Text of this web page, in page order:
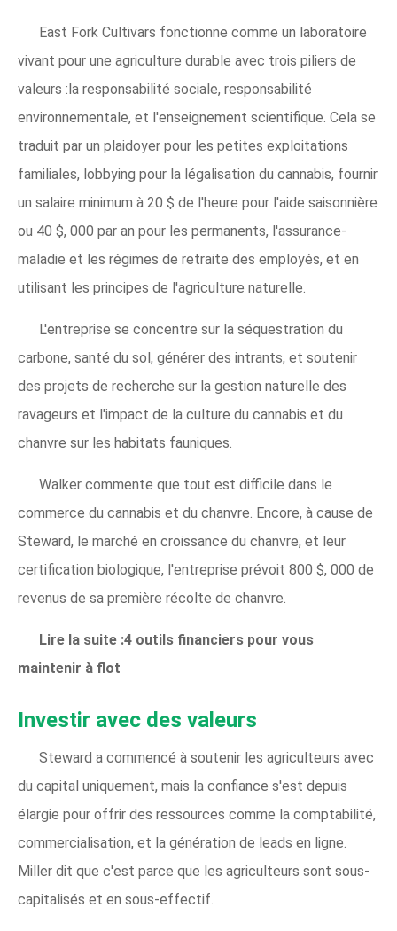
East Fork Cultivars fonctionne comme un laboratoire
vivant pour une agriculture durable avec trois piliers de
valeurs :la responsabilité sociale, responsabilité
environnementale, et l'enseignement scientifique. Cela se
traduit par un plaidoyer pour les petites exploitations
familiales, lobbying pour la légalisation du cannabis, fournir
un salaire minimum à 20 $ de l'heure pour l'aide saisonnière
ou 40 $, 000 par an pour les permanents, l'assurance-
maladie et les régimes de retraite des employés, et en
utilisant les principes de l'agriculture naturelle.
L'entreprise se concentre sur la séquestration du
carbone, santé du sol, générer des intrants, et soutenir
des projets de recherche sur la gestion naturelle des
ravageurs et l'impact de la culture du cannabis et du
chanvre sur les habitats fauniques.
Walker commente que tout est difficile dans le
commerce du cannabis et du chanvre. Encore, à cause de
Steward, le marché en croissance du chanvre, et leur
certification biologique, l'entreprise prévoit 800 $, 000 de
revenus de sa première récolte de chanvre.
Lire la suite :4 outils financiers pour vous
maintenir à flot
Investir avec des valeurs
Steward a commencé à soutenir les agriculteurs avec
du capital uniquement, mais la confiance s'est depuis
élargie pour offrir des ressources comme la comptabilité,
commercialisation, et la génération de leads en ligne.
Miller dit que c'est parce que les agriculteurs sont sous-
capitalisés et en sous-effectif.